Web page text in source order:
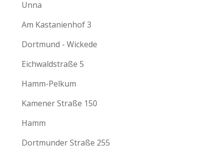
Unna
Am Kastanienhof 3
Dortmund - Wickede
Eichwaldstraße 5
Hamm-Pelkum
Kamener Straße 150
Hamm
Dortmunder Straße 255